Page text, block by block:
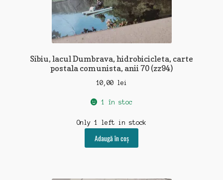
Sibiu, lacul Dumbrava, hidrobicicleta, carte
postala comunista, anii 70 (zz94)
10,00 lei
1 în stoc
Only 1 left in stock
Adaugă în coș